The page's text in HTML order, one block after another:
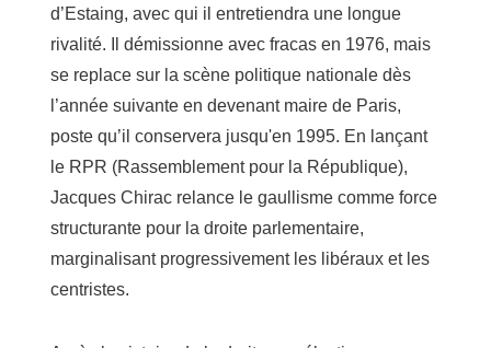
d’Estaing, avec qui il entretiendra une longue
rivalité. Il démissionne avec fracas en 1976, mais
se replace sur la scène politique nationale dès
l’année suivante en devenant maire de Paris,
poste qu’il conservera jusqu'en 1995. En lançant
le RPR (Rassemblement pour la République),
Jacques Chirac relance le gaullisme comme force
structurante pour la droite parlementaire,
marginalisant progressivement les libéraux et les
centristes.